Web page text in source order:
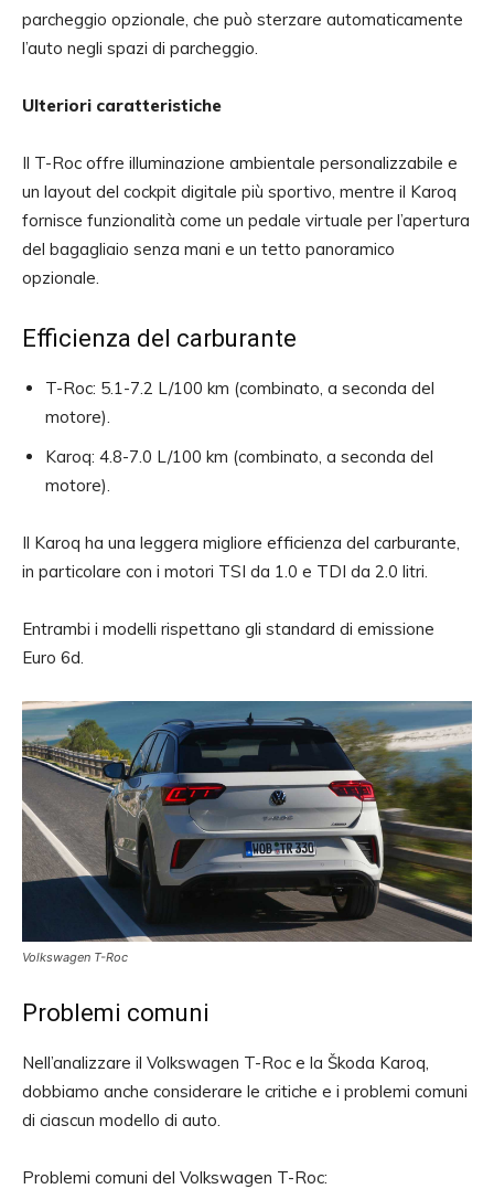
parcheggio opzionale, che può sterzare automaticamente
l’auto negli spazi di parcheggio.
Ulteriori caratteristiche
Il T-Roc offre illuminazione ambientale personalizzabile e
un layout del cockpit digitale più sportivo, mentre il Karoq
fornisce funzionalità come un pedale virtuale per l’apertura
del bagagliaio senza mani e un tetto panoramico
opzionale.
Efficienza del carburante
T-Roc: 5.1-7.2 L/100 km (combinato, a seconda del
motore).
Karoq: 4.8-7.0 L/100 km (combinato, a seconda del
motore).
Il Karoq ha una leggera migliore efficienza del carburante,
in particolare con i motori TSI da 1.0 e TDI da 2.0 litri.
Entrambi i modelli rispettano gli standard di emissione
Euro 6d.
Volkswagen T-Roc
Problemi comuni
Nell’analizzare il Volkswagen T-Roc e la Škoda Karoq,
dobbiamo anche considerare le critiche e i problemi comuni
di ciascun modello di auto.
Problemi comuni del Volkswagen T-Roc: